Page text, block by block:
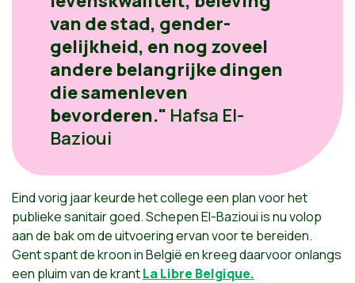
van de stad, gender-
gelijkheid, en nog zoveel
andere belangrijke dingen
die samenleven
bevorderen." Hafsa El-
Bazioui
Eind vorig jaar keurde het college een plan voor het
publieke sanitair goed. Schepen El-Bazioui is nu volop
aan de bak om de uitvoering ervan voor te bereiden.
Gent spant de kroon in België en kreeg daarvoor onlangs
een pluim van de krantLa Libre Belgique.